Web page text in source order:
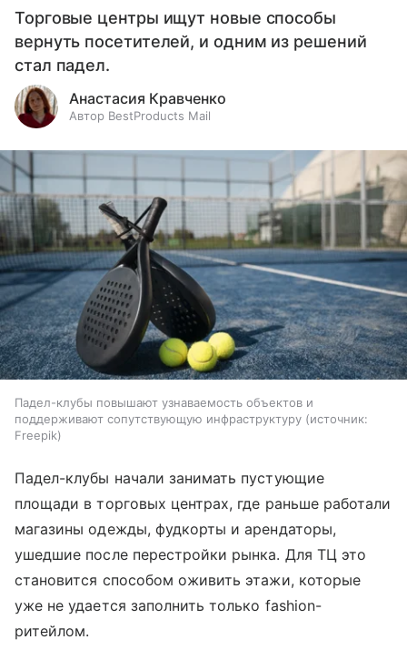
Торговые центры ищут новые способы
вернуть посетителей, и одним из решений
стал падел.
Анастасия Кравченко
Автор BestProducts Mail
Падел-клубы повышают узнаваемость объектов и
поддерживают сопутствующую инфраструктуру
источник:
Freepik
Падел-клубы начали занимать пустующие
площади в торговых центрах, где раньше работали
магазины одежды, фудкорты и арендаторы,
ушедшие после перестройки рынка. Для ТЦ это
становится способом оживить этажи, которые
уже не удается заполнить только fashion-
ритейлом.